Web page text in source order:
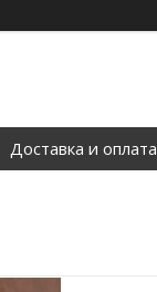
Доставка и оплата